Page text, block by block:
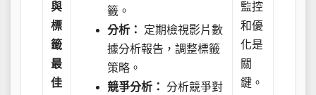
與
標
籤
最
佳
籤。
分析：
定期檢視影片數
據分析報告，調整標籤
策略。
競爭分析： 分析競爭對
監控
和優
化是
關
鍵。